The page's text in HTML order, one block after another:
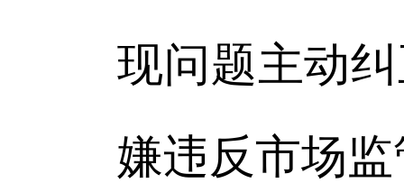
现问题主动
嫌违反市场